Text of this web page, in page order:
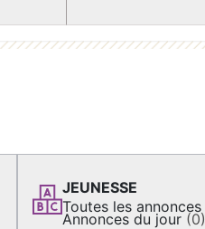
JEUNESSE
Toutes les annonces
Annonces du jour (0)